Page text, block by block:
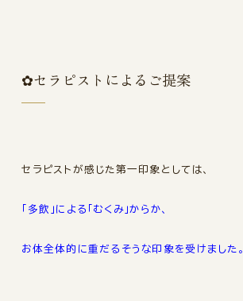
✿セラピストによるご提案
セラピストが感じた第一印象としては、
「多飲」による「むくみ」からか、
お体全体的に重だるそうな印象を受けました。